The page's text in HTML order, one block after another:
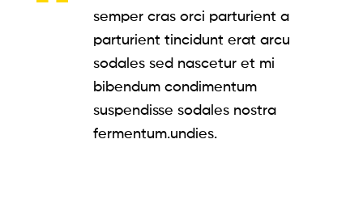
semper cras orci parturient a
parturient tincidunt erat arcu
sodales sed nascetur et mi
bibendum condimentum
suspendisse sodales nostra
fermentum.undies.